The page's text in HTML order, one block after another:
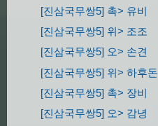
[진삼국무쌍5] 촉> 유비
[진삼국무쌍5] 위> 조조
[진삼국무쌍5] 오> 손견
[진삼국무쌍5] 위> 하후돈
[진삼국무쌍5] 촉> 장비
[진삼국무쌍5] 오> 감녕